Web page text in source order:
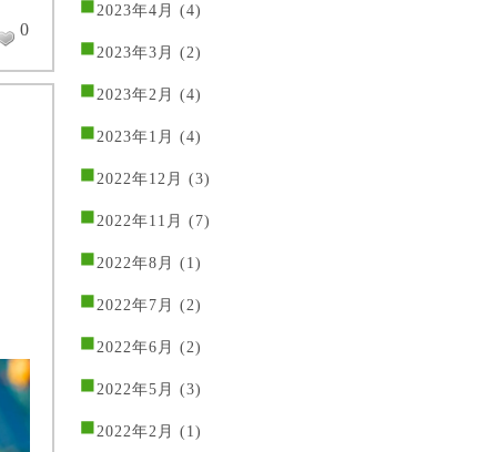
0
2023年4月 (4)
2023年3月 (2)
2023年2月 (4)
2023年1月 (4)
2022年12月 (3)
2022年11月 (7)
2022年8月 (1)
2022年7月 (2)
2022年6月 (2)
2022年5月 (3)
2022年2月 (1)